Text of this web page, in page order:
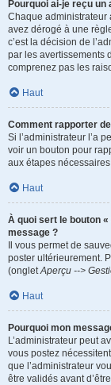
Pourquoi ai-je reçu
Chaque administrateur
avez dérogé à une
c’est la décision de
par les avertissements
comprenez pas les
Haut
Comment rapporter
Si l’administrateur l’a
voir un bouton pour
aux étapes
Haut
À quoi sert le bouton
message ?
Il vous permet de
poster ultérieurement.
(ongletAperçu -->
Haut
Pourquoi mon
L’administrateur peut
vous postez
que l’administrateur
être validés avant